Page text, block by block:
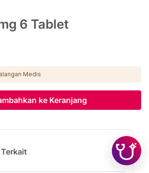
6 Tablet
Medis
ke Keranjang